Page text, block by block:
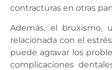
contracturas en otras
Además, el bruxismo,
relacionada con el
puede agravar los
complicaciones